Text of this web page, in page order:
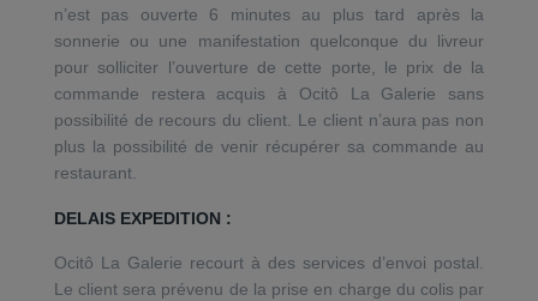
n’est pas ouverte 6 minutes au plus tard après la
sonnerie ou une manifestation quelconque du livreur
pour solliciter l’ouverture de cette porte, le prix de la
commande restera acquis à Ocitô La Galerie sans
possibilité de recours du client. Le client n’aura pas non
plus la possibilité de venir récupérer sa commande au
restaurant.
DELAIS EXPEDITION :
Ocitô La Galerie recourt à des services d’envoi postal.
Le client sera prévenu de la prise en charge du colis par